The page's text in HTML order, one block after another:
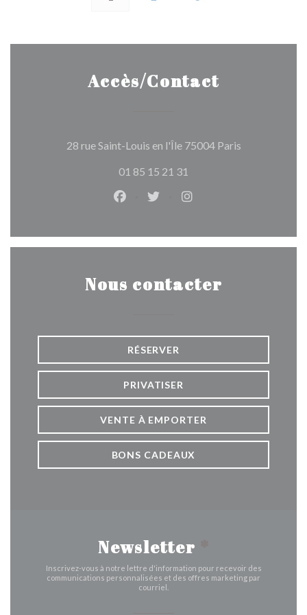
Accès/Contact
28 rue Saint-Louis en l'Île 75004 Paris((ouvre une
01 85 15 21 31
Facebook ((ouvre une nouvelle
Twitter ((ouvre une
Instagram ((ouvre
Nous contacter
RÉSERVER
PRIVATISER
VENTE À EMPORTER
BONS CADEAUX
Newsletter
Inscrivez-vous à notre lettre d'information pour recevoir des
communications personnalisées et des offres marketing par
courriel.